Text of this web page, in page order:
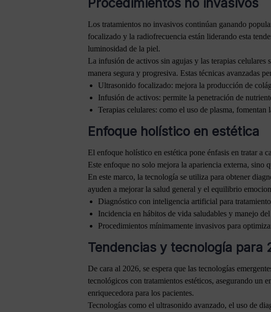
Procedimientos no invasivos
Los tratamientos no invasivos continúan ganando
focalizado y la radiofrecuencia están liderando esta
luminosidad de la piel.
La infusión de activos sin agujas y las terapias celulares
manera segura y progresiva. Estas técnicas avanzadas
Ultrasonido focalizado: mejora la producción de
Infusión de activos: permite la penetración de
Terapias celulares: como el uso de plasma, fomentan
Enfoque holístico en estética
El enfoque holístico en estética pone énfasis en tratar a
Este enfoque no solo mejora la apariencia externa, sino
En este marco, la tecnología se utiliza para obtener
ayuden a mejorar la salud general y el equilibrio
Diagnóstico con inteligencia artificial para
Incidencia en hábitos de vida saludables y manejo del
Procedimientos mínimamente invasivos para
Tendencias y tecnología para
De cara al 2026, se espera que las tecnologías
tecnológicos con tratamientos estéticos, asegurando un
enriquecedora para los pacientes.
Tecnologías como el ultrasonido avanzado, el uso de